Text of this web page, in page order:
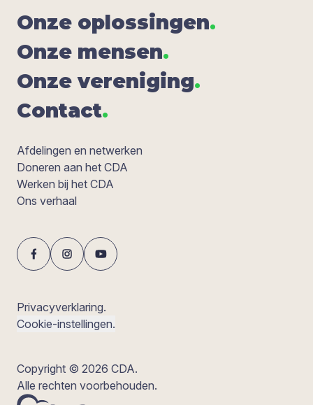
Onze oplos­sin­gen.
Onze men­sen.
Onze ver­e­ni­ging.
Con­tact.
Afdelingen en netwerken
Doneren aan het CDA
Werken bij het CDA
Ons verhaal
Privacyverklaring.
Cookie-instellingen.
Copyright © 2026 CDA.
Alle rechten voorbehouden.